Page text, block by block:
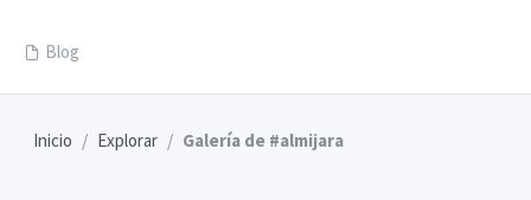
Blog
Inicio Explorar Galería de #almijara